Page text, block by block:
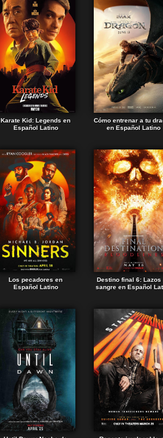
Karate Kid: Legends en
Español Latino
Cómo entrenar a tu
en Español Latino
Los pecadores en
Español Latino
Destino final 6: Lazos
sangre en Español